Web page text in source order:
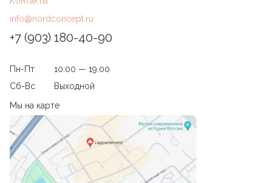
info@nordconcept.ru
+7 (903) 180-40-90
Пн-Пт
10:00 — 19.00
Сб-Вс
Выходной
Мы на карте